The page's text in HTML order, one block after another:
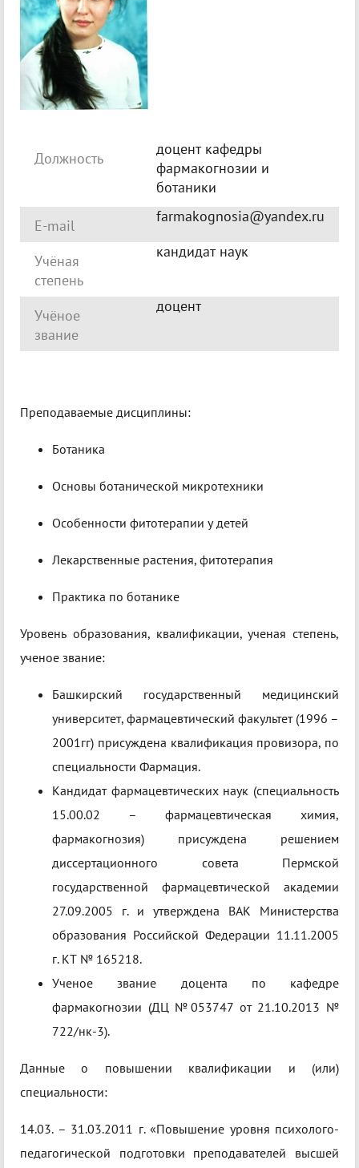
Должность
доцент кафедры
фармакогнозии и
ботаники
E-mail
farmakognosia@yandex.ru
Учёная
степень
кандидат наук
Учёное
звание
доцент
Преподаваемые дисциплины:
Ботаника
Основы ботанической микротехники
Особенности фитотерапии у детей
Лекарственные растения, фитотерапия
Практика по ботанике
Уровень образования, квалификации, ученая степень,
ученое звание:
Башкирский государственный медицинский
университет, фармацевтический факультет (1996 –
2001гг) присуждена квалификация провизора, по
специальности Фармация.
Кандидат фармацевтических наук (специальность
15.00.02 – фармацевтическая химия,
фармакогнозия) присуждена решением
диссертационного совета Пермской
государственной фармацевтической академии
27.09.2005 г. и утверждена ВАК Министерства
образования Российской Федерации 11.11.2005
г. КТ № 165218.
Ученое звание доцента по кафедре
фармакогнозии (ДЦ №053747 от 21.10.2013 №
722/нк-3).
Данные о повышении квалификации и (или)
специальности:
14.03. – 31.03.2011 г. «Повышение уровня психолого-
педагогической подготовки преподавателей высшей